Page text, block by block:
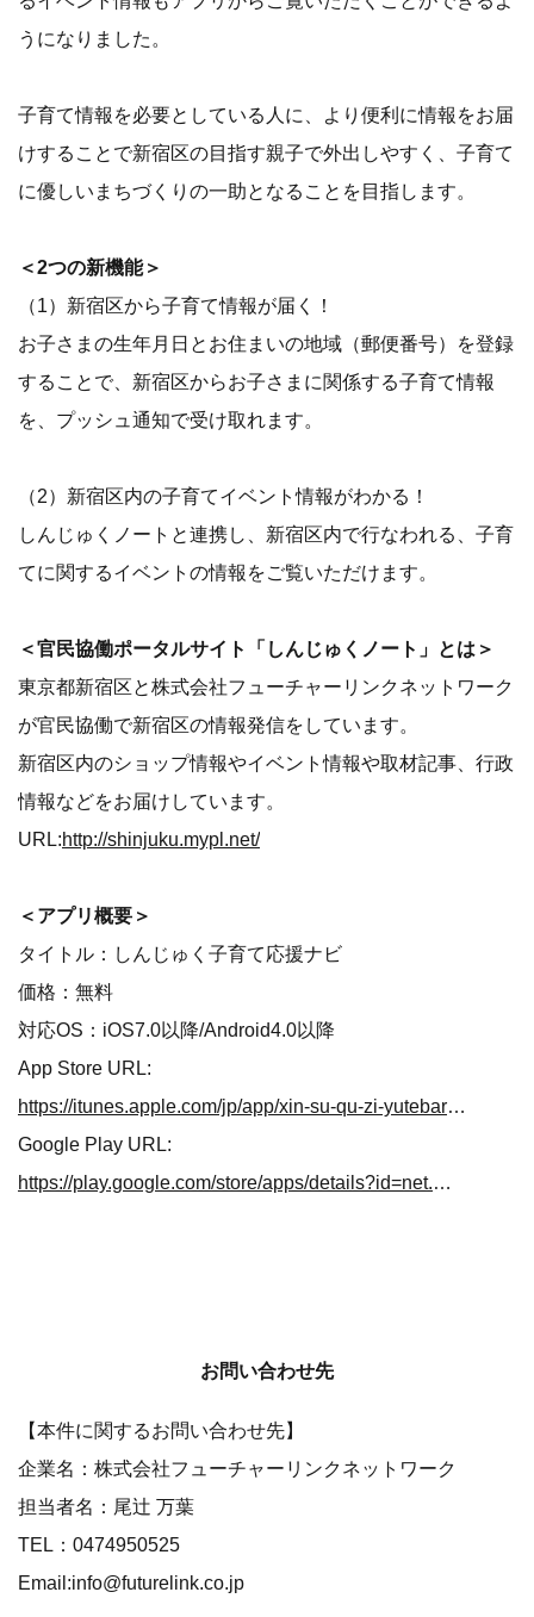
うになりました。
子育て情報を必要としている人に、より便利に情報をお届
けすることで新宿区の目指す親子で外出しやすく、子育て
に優しいまちづくりの一助となることを目指します。
＜2つの新機能＞
（1）新宿区から子育て情報が届く！
お子さまの生年月日とお住まいの地域（郵便番号）を登録
することで、新宿区からお子さまに関係する子育て情報
を、プッシュ通知で受け取れます。
（2）新宿区内の子育てイベント情報がわかる！
しんじゅくノートと連携し、新宿区内で行なわれる、子育
てに関するイベントの情報をご覧いただけます。
＜官民協働ポータルサイト「しんじゅくノート」とは＞
東京都新宿区と株式会社フューチャーリンクネットワーク
が官民協働で新宿区の情報発信をしています。
新宿区内のショップ情報やイベント情報や取材記事、行政
情報などをお届けしています。
URL:http://shinjuku.mypl.net/
＜アプリ概要＞
タイトル：しんじゅく子育て応援ナビ
価格：無料
対応OS：iOS7.0以降/Android4.0以降
App Store URL:
https://itunes.apple.com/jp/app/xin-su-qu-zi-yutebariafurimappu/id614314667?mt=8
Google Play URL:
https://play.google.com/store/apps/details?id=net.mypl.shinjuku&hl=ja
お問い合わせ先
【本件に関するお問い合わせ先】
企業名：株式会社フューチャーリンクネットワーク
担当者名：尾辻 万葉
TEL：0474950525
Email:info@futurelink.co.jp